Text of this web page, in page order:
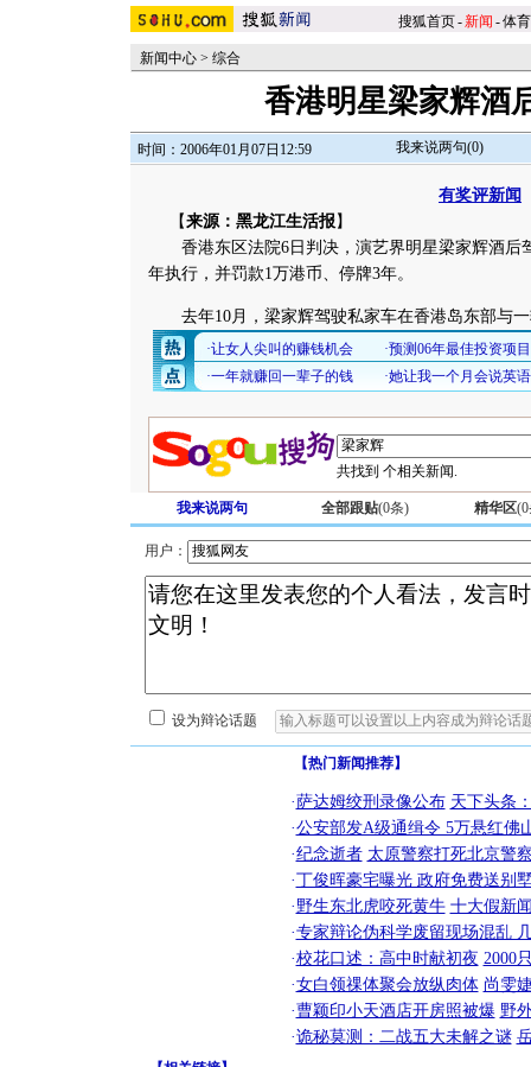
搜狐首页-新闻 -体育
新闻中心 > 综合
香港明星梁家辉酒
时间：2006年01月07日12:59 我来说两句(0)
有奖评新闻
【来源：黑龙江生活报】
香港东区法院6日判决，演艺界明星梁家辉酒后
年执行，并罚款1万港币、停牌3年。
去年10月，梁家辉驾驶私家车在香港岛东部与一
共找到 个相关新闻.
我来说两句 全部跟贴(0条) 精华区(0
用户：
设为辩论话题
【热门新闻推荐】
·萨达姆绞刑录像公布 天下头条
·公安部发A级通缉令 5万悬红佛
·纪念逝者 太原警察打死北京警
·丁俊晖豪宅曝光 政府免费送别
·野生东北虎咬死黄牛 十大假新
·专家辩论伪科学废留现场混乱
·校花口述：高中时献初夜 2000
·女白领祼体聚会放纵肉体 尚雯
·曹颖印小天酒店开房照被爆 野
·诡秘莫测：二战五大未解之谜